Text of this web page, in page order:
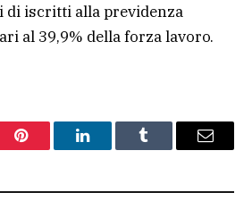
di iscritti alla previdenza
al 39,9% della forza lavoro.
Pinterest LinkedInTumblr Email